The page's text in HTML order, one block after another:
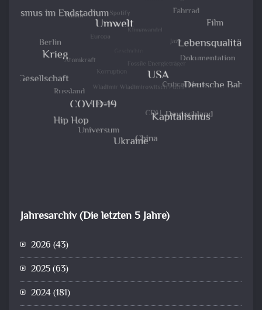
Jahresarchiv (Die letzten 5 Jahre)
2026 (43)
2025(63)
2024(181)